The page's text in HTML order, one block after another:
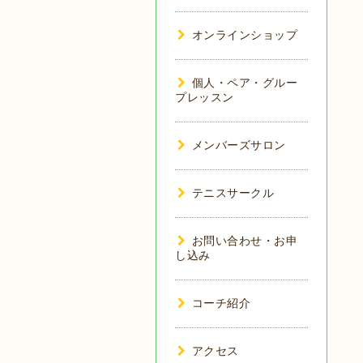
オンラインショップ
個人・ペア・グルー
プレッスン
メンバーズサロン
テニスサークル
お問い合わせ・お申
し込み
コーチ紹介
アクセス